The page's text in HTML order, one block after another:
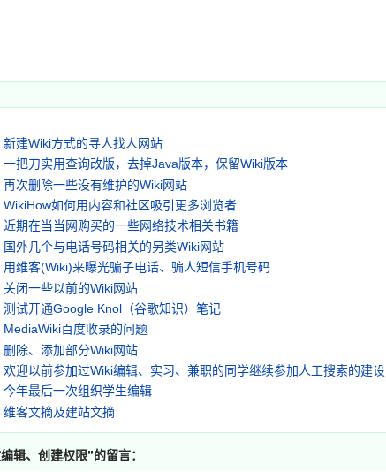
新建Wiki方式的寻人找人网站
一把刀实用查询改版，去掉Java版本，保留Wiki版本
再次删除一些没有维护的Wiki网站
WikiHow如何用内容和社区吸引更多浏览者
近期在当当网购买的一些网络技术相关书籍
国外几个与电话号码相关的另类Wiki网站
用维客(Wiki)来曝光骗子电话、骗人短信手机号码
关闭一些以前的Wiki网站
测试开通Google Knol（谷歌知识）笔记
MediaWiki百度收录的问题
删除、添加部分Wiki网站
欢迎以前参加过Wiki编辑、实习、兼职的同学继续参加人工搜索的建设
今年最后一次组织学生编辑
维客文摘及建站文摘
辑、创建权限”的留言：